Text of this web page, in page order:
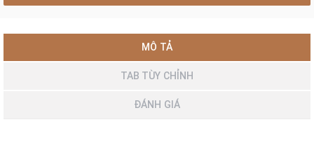
MÔ TẢ
TAB TÙY CHỈNH
ĐÁNH GIÁ